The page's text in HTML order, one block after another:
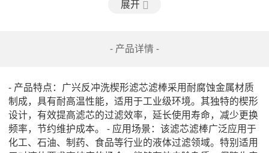
展开
- 产品详情 -
- 产品特点：广兴反冲洗楔形滤芯滤棒采用耐腐蚀金属材质
制成，具有耐高温性能，适用于工业级环境。其独特的楔形
设计，有效提高滤芯的过滤效率，延长使用寿命，减少更换
频率，节约维护成本。 - 应用场景：该滤芯滤棒广泛应用于
化工、石油、制药、食品等行业的液体过滤领域。特别适用